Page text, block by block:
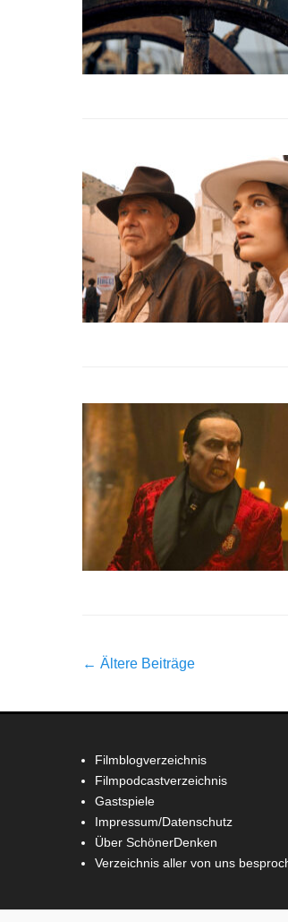
Beitrag-
← Ältere Beiträge
Filmblogverzeichnis
Filmpodcastverzeichnis
Gastspiele
Impressum/Datenschutz
Über SchönerDenken
Verzeichnis aller von uns